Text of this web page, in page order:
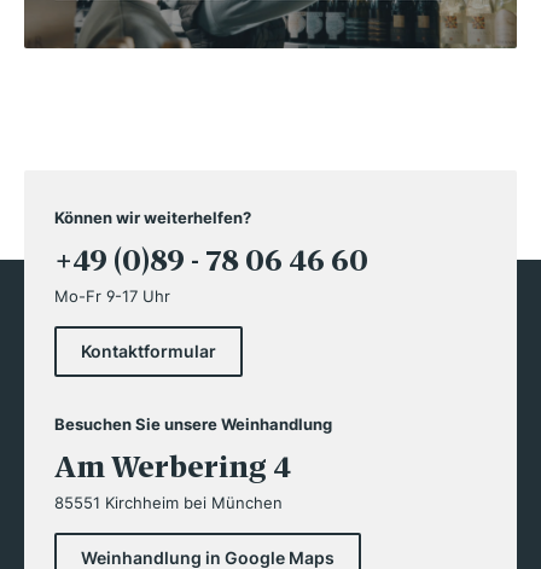
Können wir weiterhelfen?
+49 (0)89 - 78 06 46 60
Mo-Fr 9-17 Uhr
Kontaktformular
Besuchen Sie unsere Weinhandlung
Am Werbering 4
85551 Kirchheim bei München
Weinhandlung in Google Maps